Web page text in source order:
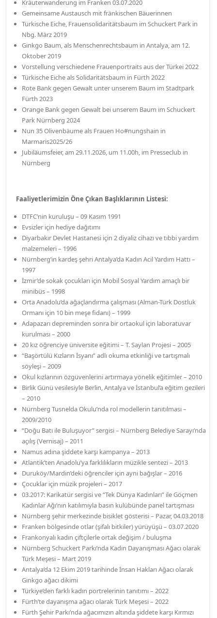
Kräuterwanderung im Franken 03.07.2020
Gemeinsame Austausch mit fränkischen Bäuerinnen
Türkische Eiche, Frauensolidaritätsbaum im Schuckert Park in
Nbg. März 2019
Ginkgo Baum, als Menschenrechtsbaum in Antalya, am 12.
Oktober 2019
Vorstellung verschiedene Frauenportraits aus der Türkei 2022
Türkische Eiche als Solidaritätsbaum in Fürth 2022
Rote Bank gegen Gewalt unter unserem Baum im Stadtpark
Fürth 2023
Orange Bank gegen Gewalt bei unserem Baum im Schuckert
Park Nürnberg 2024
Nun 35 Olivenbäume als Frauen Ho#nungshain in
Marmaris2025/26
Jubiläumsfeier, am 29.11.2026, um 11.00h, im Presseclub in
Nürnberg
Faaliyetlerimizin Öne Çıkan Başlıklarının Listesi:
DTFC’nin kuruluşu – 09 Kasım 1991
Evsizler için hediye dağıtımı
Diyarbakır Devlet Hastanesi için 2 diyaliz cihazı ve tıbbi yardım
malzemeleri – 1996
Nürnberg’in kardeş şehri Antalya’da Kadın Acil Yardım Hattı –
1997
İzmir’de sokak çocukları için Mobil Sosyal Yardım amaçlı bir
minibüs – 1998
Orta Anadolu’da ağaçlandırma çalışması (Alman-Türk Dostluk
Ormanı için 10 bin meşe fidanı) – 1999
Adapazarı depreminden sonra bir ortaokul için laboratuvar
kurulması – 2000
20 kız öğrenciye üniversite eğitimi – T. Saylan Projesi – 2005
“Başörtülü Kızların İsyanı” adlı okuma etkinliği ve tartışmalı
söyleşi – 2009
Okul kızlarının özgüvenlerini artırmaya yönelik eğitimler – 2010
Birlik Günü vesilesiyle Berlin, Antalya ve İstanbul’a eğitim gezileri
– 2010
Nürnberg Tusnelda Okulu’nda rol modellerin tanıtılması –
2009/2010
“Doğu Batı ile Buluşuyor” sergisi – Nürnberg Belediye Sarayı’nda
açılış (Vernisaj) – 2011
Namus adına şiddete karşı kampanya – 2013
Atlantik’ten Anadolu’ya farklılıkların müzikle sentezi – 2013
Duruköy/Mardin’deki öğrenciler için ayni bağışlar – 2016
Çocuklar için müzik projeleri – 2017
03.2017: Karikatür sergisi ve “Tek Dünya Kadınları” ile Göçmen
Kadınlar Ağı’nın katılımıyla basın kulübünde panel tartışması
Nürnberg şehir merkezinde bisiklet gösterisi – Pazar, 04.03.2018
Franken bölgesinde otlar (şifalı bitkiler) yürüyüşü – 03.07.2020
Frankonyalı kadın çiftçilerle ortak değişim / buluşma
Nürnberg Schuckert Parkı’nda Kadın Dayanışması Ağacı olarak
Türk Meşesi – Mart 2019
Antalya’da 12 Ekim 2019 tarihinde İnsan Hakları Ağacı olarak
Ginkgo ağacı dikimi
Türkiye’den farklı kadın portrelerinin tanıtımı – 2022
Fürth’te dayanışma ağacı olarak Türk Meşesi – 2022
Fürth Şehir Parkı’nda ağacımızın altında şiddete karşı Kırmızı